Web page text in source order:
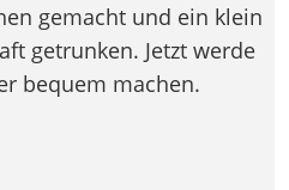
gemacht und ein klein
getrunken. Jetzt werde
bequem machen.